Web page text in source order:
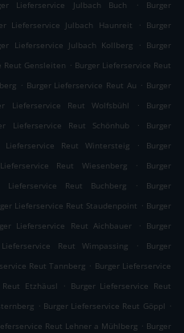
Lieferservice Julbach Buch .
Burger
Lieferservice Julbach Haunreit . Burger
Lieferservice Julbach Kollberg . Burger
Reut Gensleiten . Burger Lieferservice Reut
. Burger Lieferservice Reut Au . Burger
Lieferservice Reut Wolfsbühl .
Burger
Lieferservice Reut Schönhub .
Burger
Lieferservice Reut Wintersteig .
Burger
Reut Wiesenberg .
Burger
Lieferservice Reut Buchberg .
Burger
Lieferservice Reut Staudenpoint . Burger
Lieferservice Reut Aichbauer . Burger
Reut Wimpassing .
Burger
Reut Tannberg . Burger Lieferservice
Etzhäusl . Burger Lieferservice Reut
. Burger Lieferservice Reut Göppl .
Reut Lehner a Mühlberg . Burger